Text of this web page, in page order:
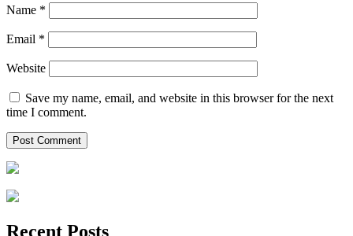
Name *
Email *
Website
Save my name, email, and website in this browser for the next
time I comment.
Recent Posts